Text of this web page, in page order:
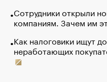
Сотрудники открыли
компаниям. Зачем им
Как налоговики ищут
неработающих